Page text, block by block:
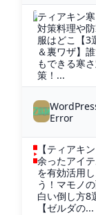
ティアキン寒
対策料理や
服はどこ【3
＆裏ワザ】
もできる寒
策！...
Error
【ティアキン
余ったアイ
を有効活用し
う！マモノ
白い倒し方8
【ゼルダの...